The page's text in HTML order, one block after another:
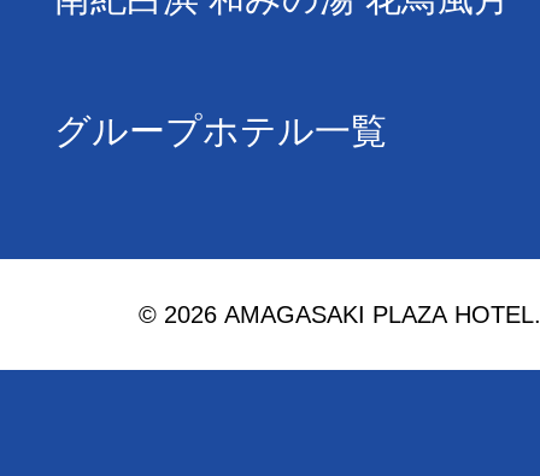
グループホテル一覧
© 2026 AMAGASAKI PLAZA